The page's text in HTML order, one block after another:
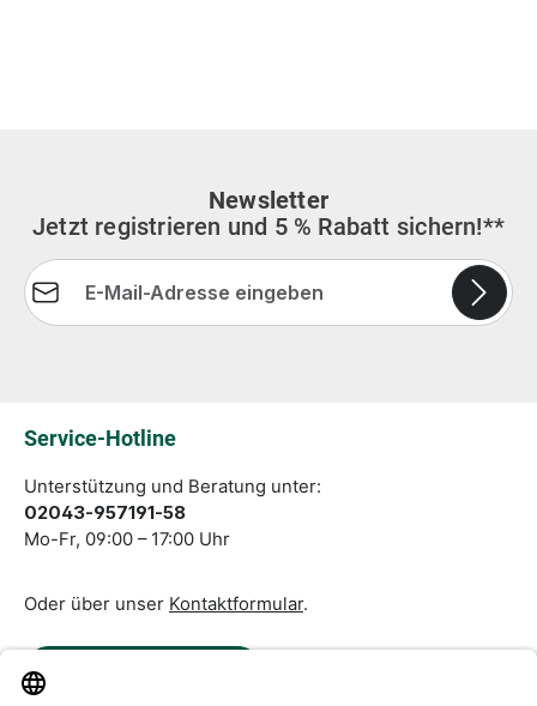
Newsletter
Jetzt registrieren und 5 % Rabatt sichern!**
E-Mail-Adresse*
Service-Hotline
Unterstützung und Beratung unter:
02043-957191-58
Mo-Fr, 09:00 – 17:00 Uhr
Oder über unser Kontaktformular.